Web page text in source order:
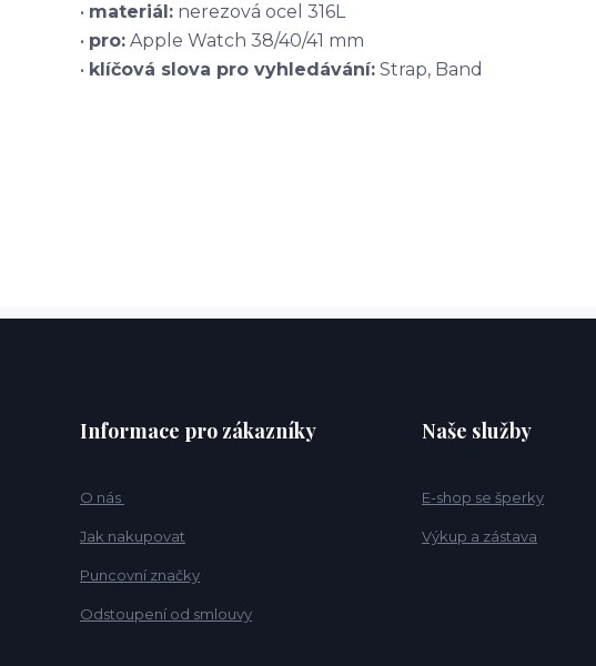
• materiál: nerezová ocel 316L
• pro: Apple Watch 38/40/41 mm
• klíčová slova pro vyhledávání: Strap, Band
Informace pro zákazníky
O nás
Jak nakupovat
Puncovní značky
Odstoupení od smlouvy
Naše služby
E-shop se šperky
Výkup a zástava